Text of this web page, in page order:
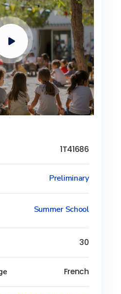
1T41686
Preliminary
Summer School
30
French